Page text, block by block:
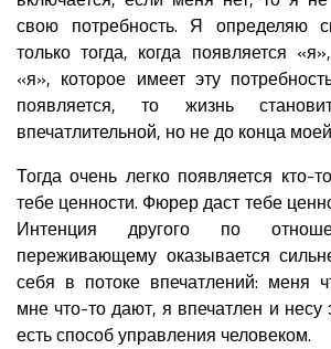
свою потребность. Я определяю
только тогда, когда появляется
«я», которое имеет эту
появляется, то жизнь
впечатлительной, но не до конца
Тогда очень легко появляется кто-
тебе ценности. Фюрер даст тебе
Интенция другого по
переживающему оказывается
себя в потоке впечатлений: меня
мне что-то дают, я впечатлен и
есть способ управления человеком.